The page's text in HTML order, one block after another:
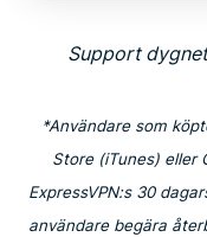
Support
*Användare som
Store (iTunes) eller
ExpressVPN:s 30
användare begära